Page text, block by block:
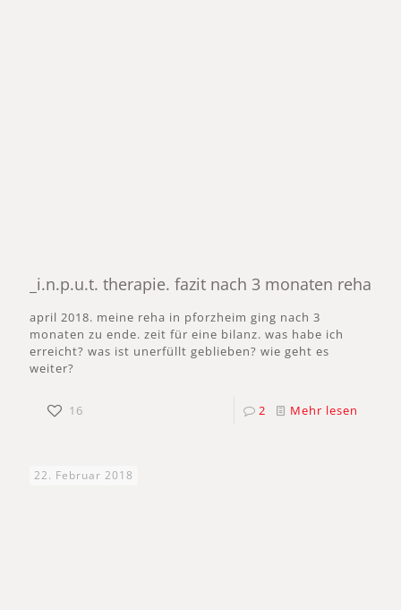
_i.n.p.u.t. therapie. fazit nach 3 monaten reha
april 2018. meine reha in pforzheim ging nach 3
monaten zu ende. zeit für eine bilanz. was habe ich
erreicht? was ist unerfüllt geblieben? wie geht es
weiter?
16 2 Mehr lesen
22. Februar 2018